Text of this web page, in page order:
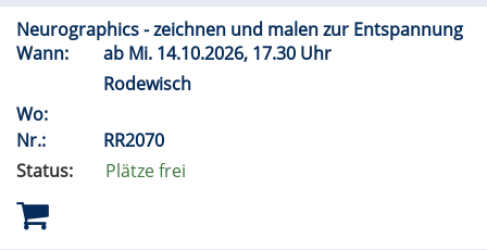
Neurographics - zeichnen und malen zur Entspannung
Wann:
ab Mi. 14.10.2026, 17.30 Uhr
Rodewisch
Wo:
Nr.:
RR2070
Status:
Plätze frei